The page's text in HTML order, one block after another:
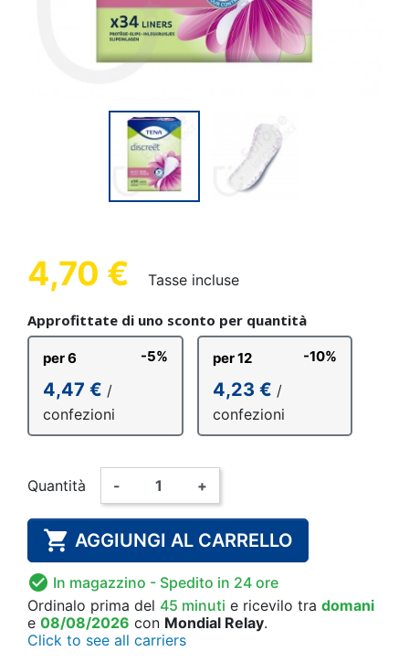
4,70 € Tasse incluse
Approfittate di uno sconto per quantità
per 6 -5%
4,47 € /
confezioni
per 12 -10%
4,23 € /
confezioni
Quantità - +
 AGGIUNGI AL CARRELLO
 In magazzino - Spedito in 24 ore
Ordinalo prima del 45 minuti e ricevilo tra domani
e 08/08/2026 con Mondial Relay.
Click to see all carriers